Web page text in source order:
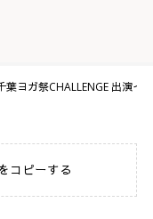
葉ヨガ祭CHALLENGE 出演イ
コピーする